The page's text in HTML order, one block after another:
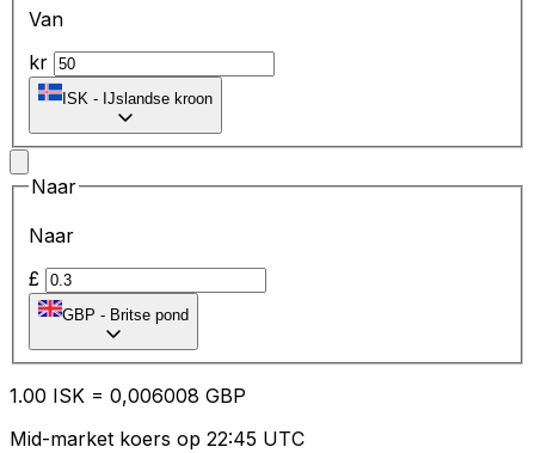
Van
kr
ISK - IJslandse kroon
Naar
Naar
£
GBP - Britse pond
1.00 ISK = 0,006008 GBP
Mid-market koers op 22:45 UTC